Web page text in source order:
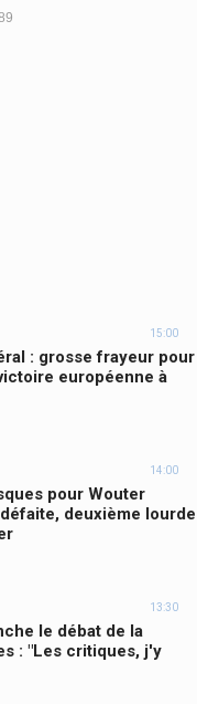
15:00
: grosse frayeur pour
européenne à
14:00
pour Wouter
deuxième lourde
13:30
le débat de la
: "Les critiques, j'y